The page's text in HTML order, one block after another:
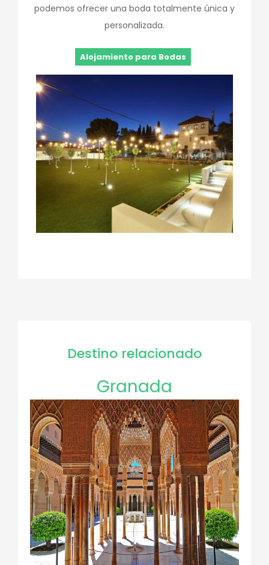
podemos ofrecer una boda totalmente única y
personalizada.
Alojamiento para Bodas
Destino relacionado
Granada